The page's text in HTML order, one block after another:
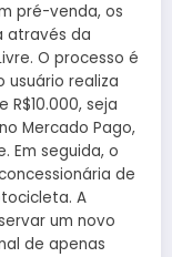
pré-venda, os
através da
O processo é
usuário realiza
seja
Mercado Pago,
Em seguida, o
de
A
um novo
de apenas